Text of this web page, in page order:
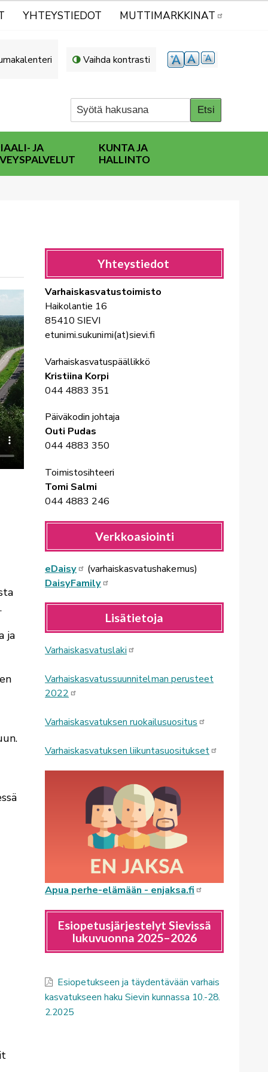
YHTEYSTIEDOT MUTTIMARKKINAT
Vaihda kontrasti
JA
KUNTA JA
HALLINTO
ja
Yhteystiedot
Varhaiskasvatustoimisto
Haikolantie 16
85410 SIEVI
etunimi.sukunimi(at)sievi.fi
Varhaiskasvatuspäällikkö
Kristiina Korpi
044 4883 351
Päiväkodin johtaja
Outi Pudas
044 4883 350
Toimistosihteeri
Tomi Salmi
044 4883 246
Verkkoasiointi
eDaisy
(varhaiskasvatushakemus)
DaisyFamily
Lisätietoja
Varhaiskasvatuslaki
Varhaiskasvatussuunnitelman perusteet
2022
Varhaiskasvatuksen ruokailusuositus
Varhaiskasvatuksen liikuntasuositukset
Apua perhe-elämään - enjaksa.fi
Esiopetusjärjestelyt Sievissä
lukuvuonna 2025–2026
Esiopetukseen ja täydentävään varhais
kasvatukseen haku Sievin kunnassa 10.-28.
2.2025